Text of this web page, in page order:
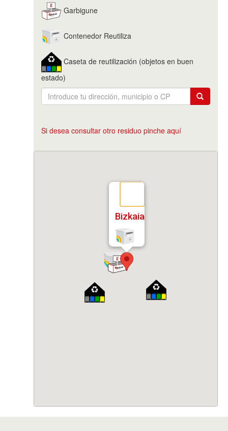
Garbigune
Contenedor Reutiliza
Caseta de reutilización (objetos en buen
estado)
Si desea consultar otro residuo pinche aquí
Bizkaia